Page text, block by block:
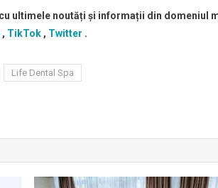
ultimele noutăți și informații din domeniul
, TikTok , Twitter .
Life Dental Spa